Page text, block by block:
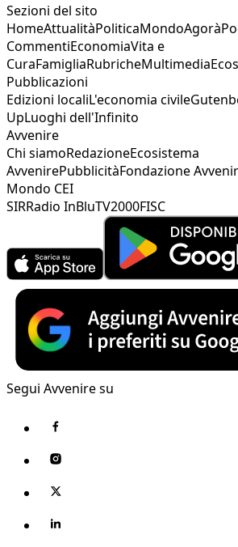
Sezioni del sito
HomeAttualitàPoliticaMondoAgorà
CommentiEconomiaVita e
CuraFamigliaRubricheMultimedia
Pubblicazioni
Edizioni localiL'economia civile
UpLuoghi dell'Infinito
Avvenire
Chi siamoRedazioneEcosistema
AvvenirePubblicitàFondazione
Mondo CEI
SIRRadio InBluTV2000FISC
Segui Avvenire su